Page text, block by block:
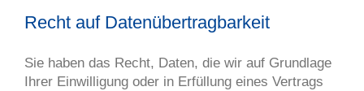
Recht auf Datenübertragbarkeit
Sie haben das Recht, Daten, die wir auf Grundlage
Ihrer Einwilligung oder in Erfüllung eines Vertrags